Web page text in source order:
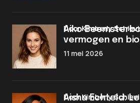
Aiko
vermogen en
door Kimberly
11 mei 2026
Aisha Echteld:
door Kimberly